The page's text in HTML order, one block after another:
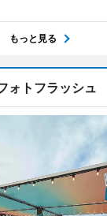
もっと見る
ォトフラッシュ